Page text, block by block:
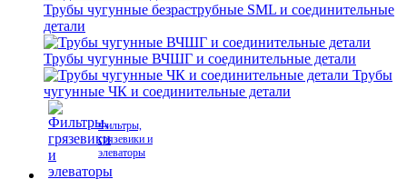
Трубы чугунные безраструбные SML и соединительные
детали
Трубы чугунные ВЧШГ и соединительные детали
Трубы
чугунные ЧК и соединительные детали
Фильтры,
грязевики и
элеваторы